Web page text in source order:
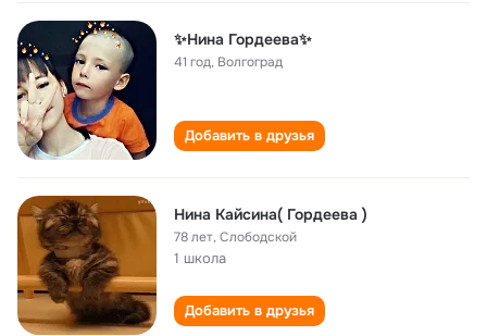
✨Нина Гордеева✨
41 год, Волгоград
Добавить в друзья
Нина Кайсина( Гордеева )
78 лет,Слободской
1 школа
Добавить в друзья